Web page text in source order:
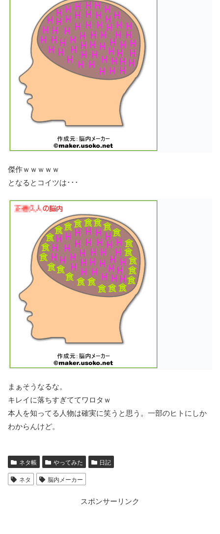
傑作ｗｗｗｗｗ
となるとコイツは･･･
まぁそうなるな。
キレイに落ちすぎててワロタｗ
本人を知ってる人物は確実に笑うと思う。一部のヒトにしか
わからんけど。
ネタ帳 やってみた 日記
ネタ 脳内メーカー
スポンサーリンク